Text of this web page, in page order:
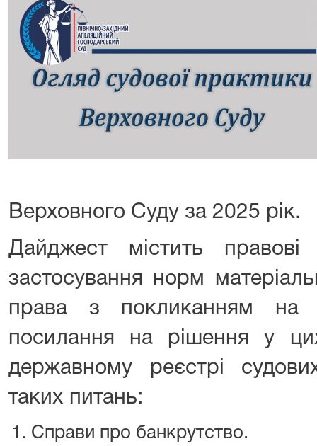
Верховного Суду за 2025 рік.
Дайджест містить
застосування норм
права з покликанням на
посилання на рішення у
державному реєстрі
таких питань:
Справи про банкрутство.